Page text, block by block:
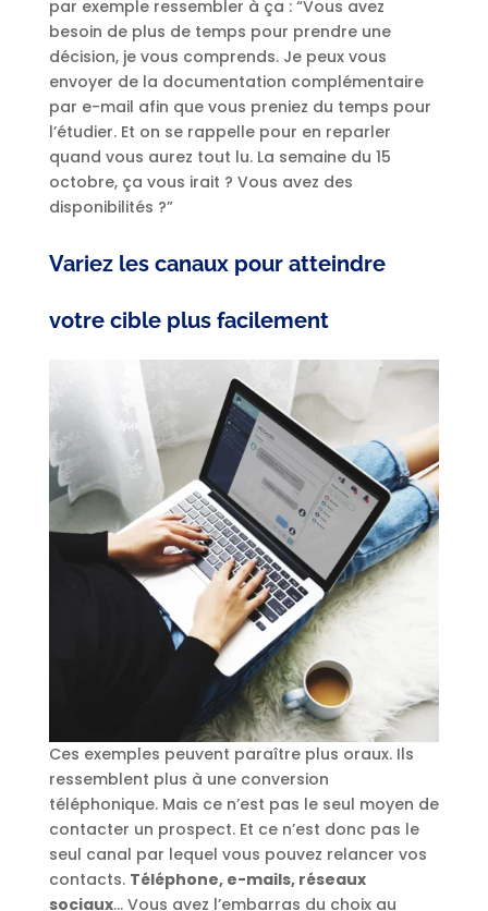
par exemple ressembler à ça : “Vous avez
besoin de plus de temps pour prendre une
décision, je vous comprends. Je peux vous
envoyer de la documentation complémentaire
par e-mail afin que vous preniez du temps pour
l’étudier. Et on se rappelle pour en reparler
quand vous aurez tout lu. La semaine du 15
octobre, ça vous irait ? Vous avez des
disponibilités ?”
Variez les canaux pour atteindre
votre cible plus facilement
Ces exemples peuvent paraître plus oraux. Ils
ressemblent plus à une conversion
téléphonique. Mais ce n’est pas le seul moyen de
contacter un prospect. Et ce n’est donc pas le
seul canal par lequel vous pouvez relancer vos
contacts. Téléphone, e-mails, réseaux
sociaux… Vous avez l’embarras du choix au